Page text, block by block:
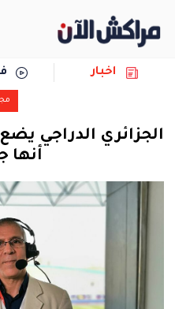
مجتمع
حوادث
اخبار
الجزائري الدراجي
أنها